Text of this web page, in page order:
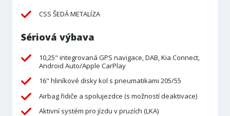
CSS ŠEDÁ METALÍZA
Sériová výbava
10,25" integrovaná GPS navigace, DAB, Kia Connect,
Android Auto/Apple CarPlay
16" hliníkové disky kol s pneumatikami 205/55
Airbag řidiče a spolujezdce (s možností deaktivace)
Aktivní systém pro jízdu v pruzích (LKA)